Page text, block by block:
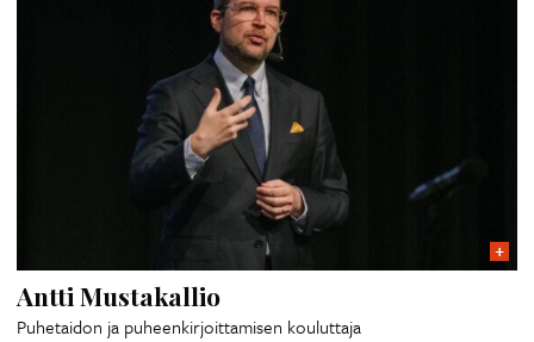
Antti Mustakallio
Puhetaidon ja puheenkirjoittamisen kouluttaja